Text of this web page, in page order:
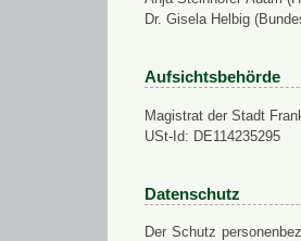
Dr. Gisela Helbig
Aufsichtsbehörde
Magistrat der Stadt
USt-Id: DE114235295
Datenschutz
Der Schutz